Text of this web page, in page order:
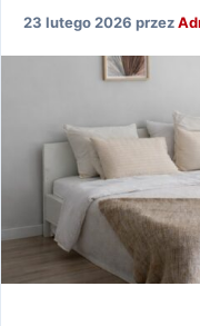
23 lutego 2026 przez